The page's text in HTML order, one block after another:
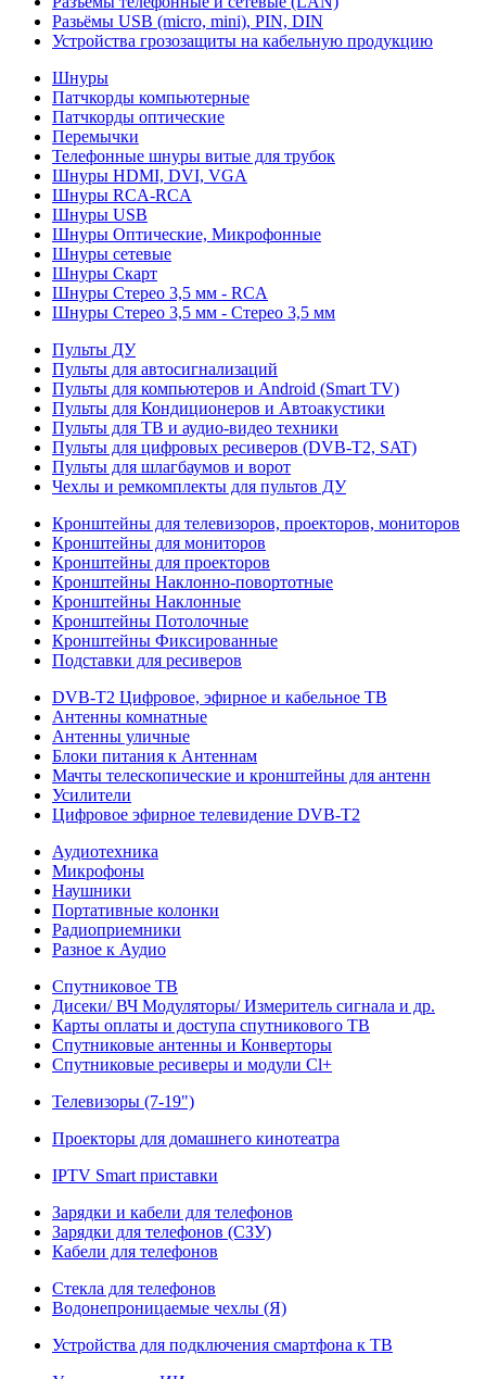
Разьёмы USB (micro, mini), PIN, DIN
Устройства грозозащиты на кабельную продукцию
Шнуры
Патчкорды компьютерные
Патчкорды оптические
Перемычки
Телефонные шнуры витые для трубок
Шнуры HDMI, DVI, VGA
Шнуры RCA-RCA
Шнуры USB
Шнуры Оптические, Микрофонные
Шнуры сетевые
Шнуры Скарт
Шнуры Стерео 3,5 мм - RCA
Шнуры Стерео 3,5 мм - Стерео 3,5 мм
Пульты ДУ
Пульты для автосигнализаций
Пульты для компьютеров и Android (Smart TV)
Пульты для Кондиционеров и Автоакустики
Пульты для ТВ и аудио-видео техники
Пульты для цифровых ресиверов (DVB-T2, SAT)
Пульты для шлагбаумов и ворот
Чехлы и ремкомплекты для пультов ДУ
Кронштейны для телевизоров, проекторов, мониторов
Кронштейны для мониторов
Кронштейны для проекторов
Кронштейны Наклонно-повортотные
Кронштейны Наклонные
Кронштейны Потолочные
Кронштейны Фиксированные
Подставки для ресиверов
DVB-T2 Цифровое, эфирное и кабельное ТВ
Антенны комнатные
Антенны уличные
Блоки питания к Антеннам
Мачты телескопические и кронштейны для антенн
Усилители
Цифровое эфирное телевидение DVB-Т2
Аудиотехника
Микрофоны
Наушники
Портативные колонки
Радиоприемники
Разное к Аудио
Спутниковое ТВ
Дисеки/ ВЧ Модуляторы/ Измеритель сигнала и др.
Карты оплаты и доступа спутникового ТВ
Спутниковые антенны и Конверторы
Спутниковые ресиверы и модули Cl+
Телевизоры (7-19")
Проекторы для домашнего кинотеатра
IPTV Smart приставки
Зарядки и кабели для телефонов
Зарядки для телефонов (СЗУ)
Кабели для телефонов
Стекла для телефонов
Водонепроницаемые чехлы (Я)
Устройства для подключения смартфона к ТВ